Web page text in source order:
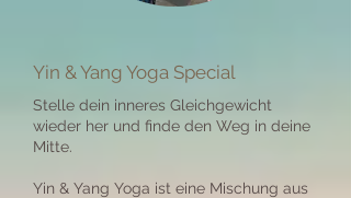
Yin & Yang Yoga Special
Stelle dein inneres Gleichgewicht
wieder her und finde den Weg in deine
Mitte.
Yin & Yang Yoga ist eine Mischung aus